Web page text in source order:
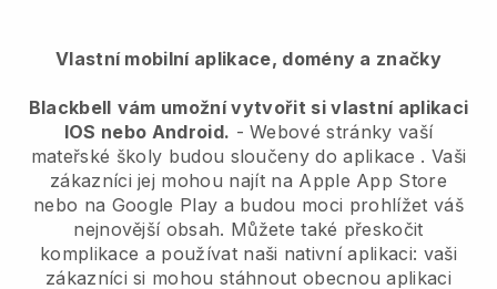
Vlastní mobilní aplikace, domény a značky
Blackbell vám umožní vytvořit si vlastní aplikaci
IOS nebo Android. -Webové stránky vaší
mateřské školy budou sloučeny do aplikace . Vaši
zákazníci jej mohou najít na Apple App Store
nebo na Google Play a budou moci prohlížet váš
nejnovější obsah. Můžete také přeskočit
komplikace a používat naši nativní aplikaci: vaši
zákazníci si mohou stáhnout obecnou aplikaci